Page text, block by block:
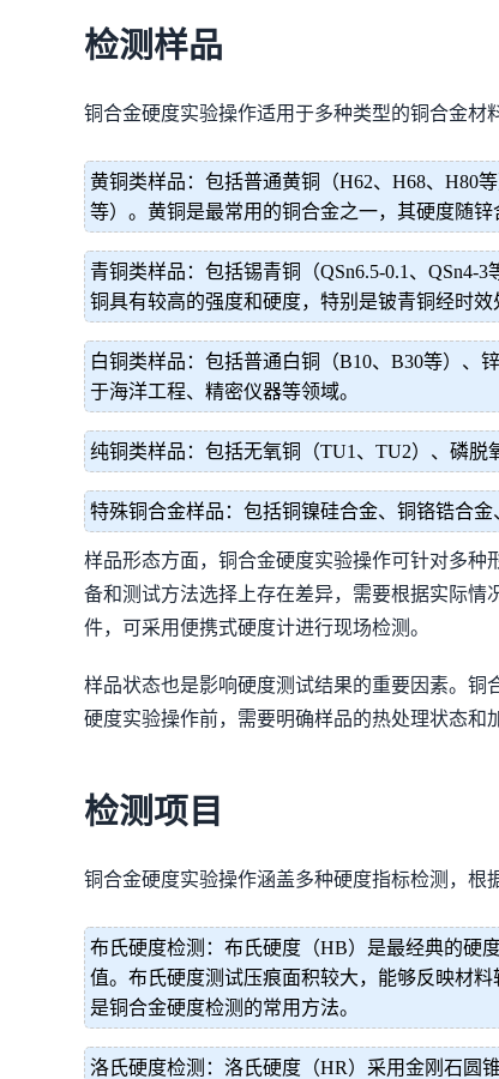
检测样品
铜合金硬度实验操作适用于多种类型的铜合金材
黄铜类样品：包括普通黄铜（H62、H68、H80
等）。黄铜是最常用的铜合金之一，其硬度随
青铜类样品：包括锡青铜（QSn6.5-0.1、QSn4-
铜具有较高的强度和硬度，特别是铍青铜经时效
白铜类样品：包括普通白铜（B10、B30等）、
于海洋工程、精密仪器等领域。
纯铜类样品：包括无氧铜（TU1、TU2）、磷脱
特殊铜合金样品：包括铜镍硅合金、铜铬锆合
样品形态方面，铜合金硬度实验操作可针对多种
备和测试方法选择上存在差异，需要根据实际
件，可采用便携式硬度计进行现场检测。
样品状态也是影响硬度测试结果的重要因素。
硬度实验操作前，需要明确样品的热处理状态和
检测项目
铜合金硬度实验操作涵盖多种硬度指标检测，根
布氏硬度检测：布氏硬度（HB）是最经典的硬
值。布氏硬度测试压痕面积较大，能够反映材
是铜合金硬度检测的常用方法。
洛氏硬度检测：洛氏硬度（HR）采用金刚石圆